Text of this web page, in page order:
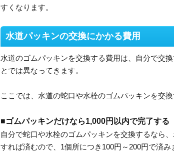
すくなります。
水道パッキンの交換にかかる費用
水道のゴムパッキンを交換する費用は、自分で交
とでは異なってきます。
ここでは、水道の蛇口や水栓のゴムパッキンを交
■ゴムパッキンだけなら1,000円以内で完了する
自分で蛇口や水栓のゴムパッキンを交換するなら
すれば済むので、1個所につき100円～200円で済み